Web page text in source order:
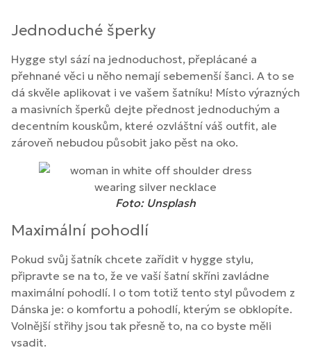
Jednoduché šperky
Hygge styl sází na jednoduchost, přeplácané a
přehnané věci u něho nemají sebemenší šanci. A to se
dá skvěle aplikovat i ve vašem šatníku! Místo výrazných
a masivních šperků dejte přednost jednoduchým a
decentním kouskům, které ozvláštní váš outfit, ale
zároveň nebudou působit jako pěst na oko.
Foto: Unsplash
Maximální pohodlí
Pokud svůj šatník chcete zařídit v hygge stylu,
připravte se na to, že ve vaší šatní skříni zavládne
maximální pohodlí. I o tom totiž tento styl původem z
Dánska je: o komfortu a pohodlí, kterým se obklopíte.
Volnější střihy jsou tak přesně to, na co byste měli
vsadit.